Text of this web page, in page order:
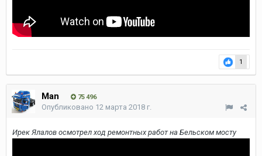
1
Man 75 496
Опубликовано 12 марта 2018 г.
Ирек Ялалов осмотрел ход ремонтных работ на Бельском мосту